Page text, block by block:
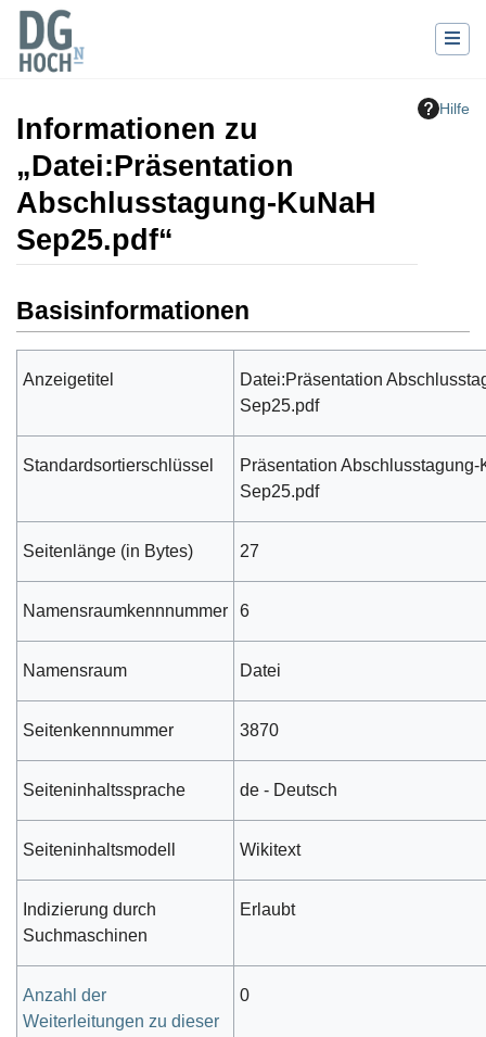
Hilfe
Informationen zu
„Datei:Präsentation
Abschlusstagung-KuNaH
Sep25.pdf“
Basisinformationen
Anzeigetitel
Datei:Präsentation
Sep25.pdf
Standardsortierschlüssel
Präsentation Abschlusstagung-
Sep25.pdf
Seitenlänge (in Bytes) 27
Namensraumkennnummer 6
Namensraum Datei
Seitenkennnummer 3870
Seiteninhaltssprache de - Deutsch
Seiteninhaltsmodell Wikitext
Indizierung durch
Suchmaschinen
Erlaubt
Anzahl der
Weiterleitungen zu dieser
0